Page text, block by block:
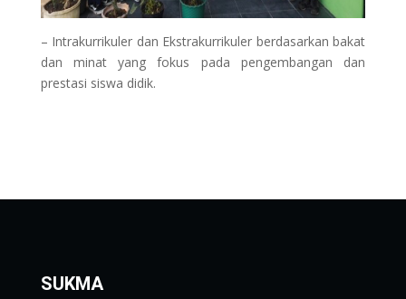
– Intrakurrikuler dan Ekstrakurrikuler berdasarkan bakat
dan minat yang fokus pada pengembangan dan
prestasi siswa didik.
SUKMA